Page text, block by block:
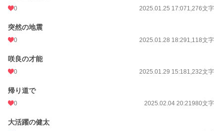
0 2025.01.25 17:071,276文字
突然の地震
0 2025.01.28 18:291,118文字
咲良の才能
0 2025.01.29 15:181,232文字
帰り道で
0 2025.02.04 20:21980文字
大活躍の健太